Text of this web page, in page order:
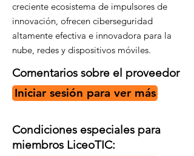
creciente ecosistema de impulsores de
innovación, ofrecen ciberseguridad
altamente efectiva e innovadora para la
nube, redes y dispositivos móviles.
Comentarios sobre el proveedor
Iniciar sesión para ver más
Condiciones especiales para
miembros LiceoTIC: